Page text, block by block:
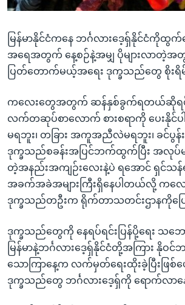
ကျော်
ရန်
ရှာဖွေ
ရန်
သို့
ကျော်
ရန်
ဘာသာစကားများ
မြန်မာနိုင်ငံကနေ ဘင်္ဂလားဒေ့ရှ်နိုင်ငံကိုထွ
အရေအတွက် နေ့စဉ်နဲ့အမျှ ပိုများလာတဲ့အတွ
ပြတ်တောက်မယ့်အရေး ဒုက္ခသည်တွေ စိုးရိ
ကလေးတွေအတွက် ဆန်နှစ်ခွက်ရတယ်ဆိုရ
လက်တဆုပ်စာလောက် စားစရာကို ပေးနိုင်
မရဘူး၊ တခြား အကူအညီလဲမရဘူး၊ ခင်ပွ
ဒုက္ခသည်စခန်းအပြင်ဘက်ထွက်ပြီး အလုပ်
တဲ့အနည်းအကျဉ်းလေးနဲ့ပဲ ရအောင် ရှင်သန်
အခက်အခဲအများကြီးရှိနေပါတယ်လို့ ကလ
ဒုက္ခသည်တဦးက ရိုက်တာသတင်းဌာနကိုပြ
ဒုက္ခသည်တွေကို နေရပ်ရင်းပြန်ပို့ရေး သ
မြန်မာနဲ့ဘင်္ဂလားဒေ့ရှ်နိုင်ငံတို့အကြား နိုဝ
သောကြာနေ့က လက်မှတ်ရေးထိုးခဲ့ပြီးဖြစ်
ဒုက္ခသည်တွေ ဘင်္ဂလားဒေ့ရှ်ကို ရောက်လာန